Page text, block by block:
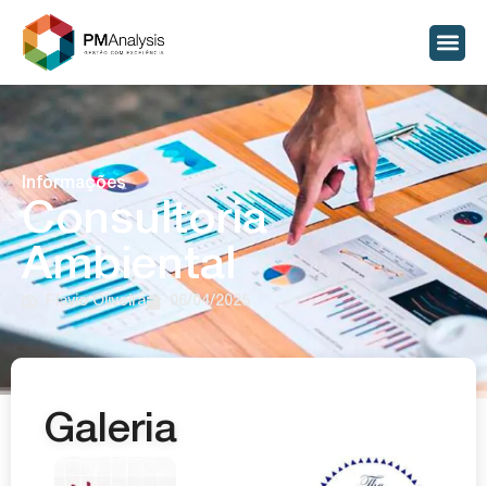
Informações
Consultoria
Ambiental
Flavio Oliveira 06/04/2025
Galeria